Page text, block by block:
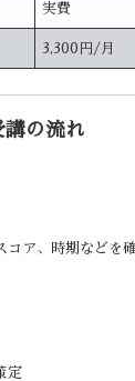
実費
3,300円/月
講の流れ
コア、時期などを
定